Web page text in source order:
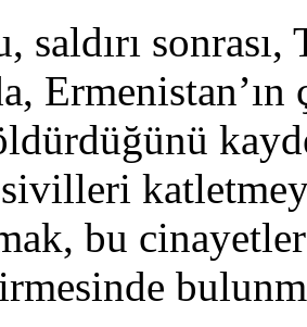
saldırı sonrası,
bu